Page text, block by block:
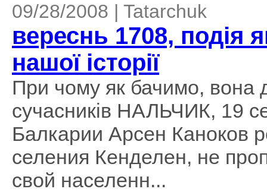
09/28/2008 | Tatarchuk
вереснь 1708, подія
нашої історії
При чому як бачимо, вона
сучасників НАЛЬЧИК, 19
Балкарии Арсен Каноков
селения Кенделен, не
свой населенн...